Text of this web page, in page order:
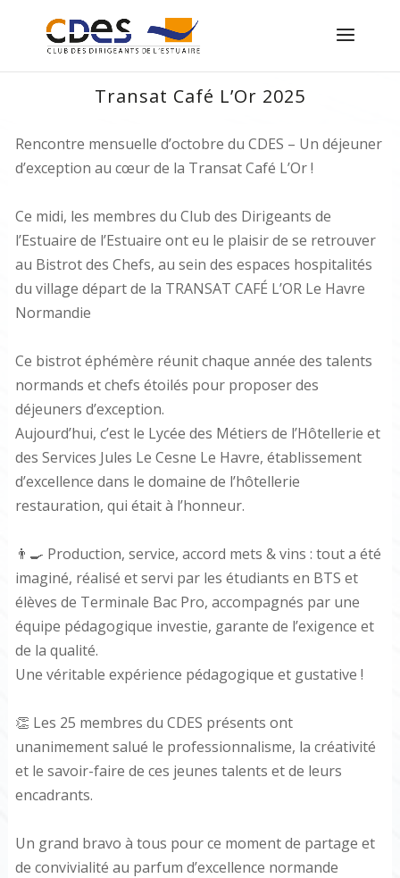
Transat Café L’Or 2025
Rencontre mensuelle d’octobre du CDES – Un déjeuner
d’exception au cœur de la Transat Café L’Or !
Ce midi, les membres du Club des Dirigeants de
l’Estuaire de l’Estuaire ont eu le plaisir de se retrouver
au Bistrot des Chefs, au sein des espaces hospitalités
du village départ de la TRANSAT CAFÉ L’OR Le Havre
Normandie
Ce bistrot éphémère réunit chaque année des talents
normands et chefs étoilés pour proposer des
déjeuners d’exception.
Aujourd’hui, c’est le Lycée des Métiers de l’Hôtellerie et
des Services Jules Le Cesne Le Havre, établissement
d’excellence dans le domaine de l’hôtellerie
restauration, qui était à l’honneur.
👨‍🍳 Production, service, accord mets & vins : tout a été
imaginé, réalisé et servi par les étudiants en BTS et
élèves de Terminale Bac Pro, accompagnés par une
équipe pédagogique investie, garante de l’exigence et
de la qualité.
Une véritable expérience pédagogique et gustative !
👏 Les 25 membres du CDES présents ont
unanimement salué le professionnalisme, la créativité
et le savoir-faire de ces jeunes talents et de leurs
encadrants.
Un grand bravo à tous pour ce moment de partage et
de convivialité au parfum d’excellence normande